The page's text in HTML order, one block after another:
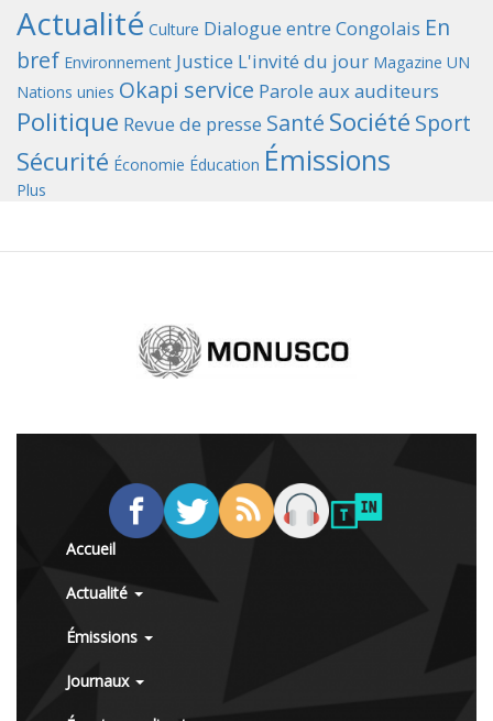
Actualité Culture Dialogue entre Congolais En
bref Environnement Justice L'invité du jour Magazine UN
Nations unies Okapi service Parole aux auditeurs
Politique Revue de presse Santé Société Sport
Sécurité Économie Éducation Émissions
Plus
Accueil
Actualité
Émissions
Journaux